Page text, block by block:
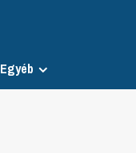
Egyéb